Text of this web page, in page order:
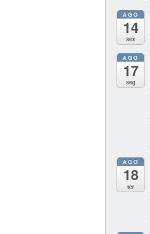
AGO
14
sex
AGO
17
seg
AGO
18
ter